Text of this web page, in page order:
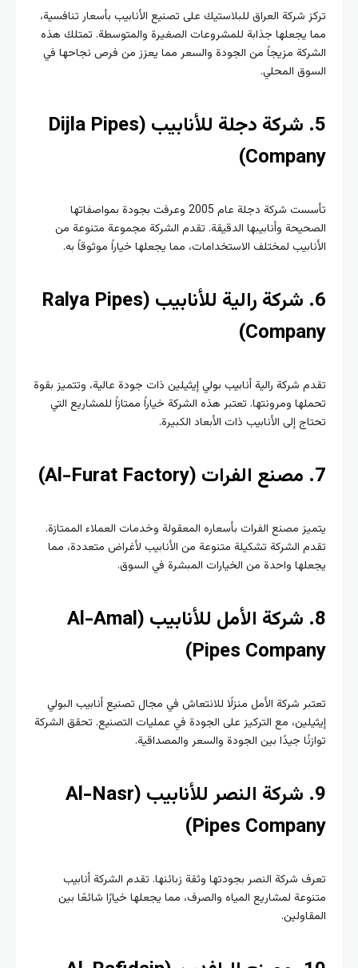
شركة العراق للبلاستيك على تصنيع الأنابيب بأسعار تنافسية،
يجعلها جذابة للمشروعات الصغيرة والمتوسطة. تمتلك هذه
مزيجاً من الجودة والسعر مما يعزز من فرص نجاحها في
المحلي.
5. شركة دجلة للأنابيب (Dijla Pipes
تأسست شركة دجلة عام 2005 وعرفت بجودة بمواصفاتها
وأنابيبها الدقيقة. تقدم الشركة مجموعة متنوعة من
لمختلف الاستخدامات، مما يجعلها خياراً موثوقاً به.
6. شركة رالية للأنابيب (Ralya Pipes
شركة رالية أنابيب بولي إيثيلين ذات جودة عالية، وتتميز بقوة
ومرونتها. تعتبر هذه الشركة خياراً ممتازاً للمشاريع التي
إلى الأنابيب ذات الأبعاد الكبيرة.
مصنع الفرات بأسعاره المعقولة وخدمات العملاء الممتازة.
الشركة تشكيلة متنوعة من الأنابيب لأغراض متعددة، مما
واحدة من الخيارات المبشرة في السوق.
8. شركة الأمل للأنابيب (Al-Amal
Pipes
شركة الأمل منزلًا للانتعاش في مجال تصنيع أنابيب البولي
مع التركيز على الجودة في عمليات التصنيع. تحقق الشركة
جيدًا بين الجودة والسعر والمصداقية.
9. شركة النصر للأنابيب (Al-Nasr
Pipes
شركة النصر بجودتها وثقة زبائنها. تقدم الشركة أنابيب
لمشاريع المياه والصرف، مما يجعلها خيارًا شائعًا بين